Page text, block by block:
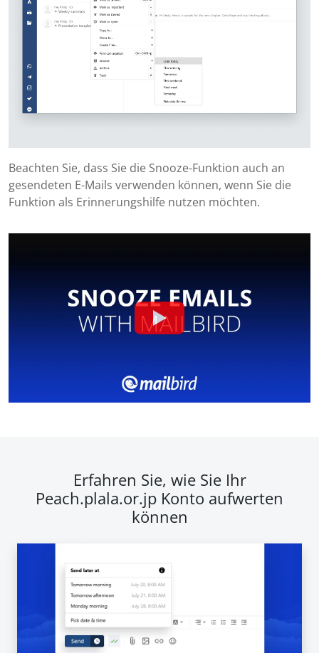
Beachten Sie, dass Sie die Snooze-Funktion auch an
gesendeten E-Mails verwenden können, wenn Sie die
Funktion als Erinnerungshilfe nutzen möchten.
Erfahren Sie, wie Sie Ihr
Peach.plala.or.jp Konto aufwerten
können